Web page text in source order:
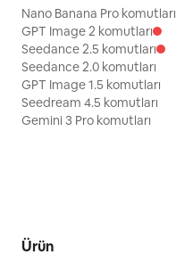
Nano Banana Pro komutları
GPT Image 2 komutları
Seedance 2.5 komutları
Seedance 2.0 komutları
GPT Image 1.5 komutları
Seedream 4.5 komutları
Gemini 3 Pro komutları
Ürün